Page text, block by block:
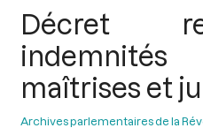
Décret
maîtrises et
Archives parlementaires de la